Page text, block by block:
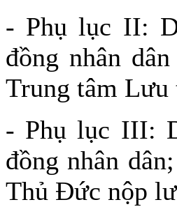
- Phụ lục II:
đồng nhân
Trung tâm
- Phụ lục III:
đồng nhân
Thủ Đức nộp